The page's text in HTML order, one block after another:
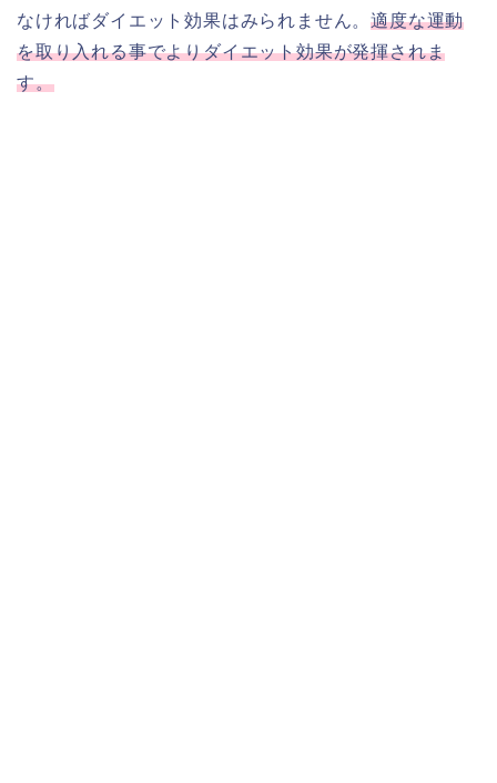
なければダイエット効果はみられません。適度な運動
を取り入れる事でよりダイエット効果が発揮されま
す。